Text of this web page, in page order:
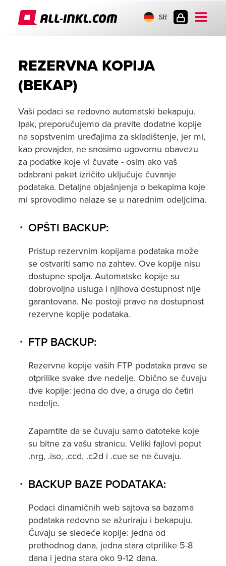
SR
REZERVNA KOPIJA
(BEKAP)
Vaši podaci se redovno automatski bekapuju.
Ipak, preporučujemo da pravite dodatne kopije
na sopstvenim uređajima za skladištenje, jer mi,
kao provajder, ne snosimo ugovornu obavezu
za podatke koje vi čuvate - osim ako vaš
odabrani paket izričito uključuje čuvanje
podataka. Detaljna objašnjenja o bekapima koje
mi sprovodimo nalaze se u narednim odeljcima.
OPŠTI BACKUP:
Pristup rezervnim kopijama podataka može
se ostvariti samo na zahtev. Ove kopije nisu
dostupne spolja. Automatske kopije su
dobrovoljna usluga i njihova dostupnost nije
garantovana. Ne postoji pravo na dostupnost
rezervne kopije podataka.
FTP BACKUP:
Rezervne kopije vaših FTP podataka prave se
otprilike svake dve nedelje. Obično se čuvaju
dve kopije: jedna do dve, a druga do četiri
nedelje.
Zapamtite da se čuvaju samo datoteke koje
su bitne za vašu stranicu. Veliki fajlovi poput
.nrg, .iso, .ccd, .c2d i .cue se ne čuvaju.
BACKUP BAZE PODATAKA:
Podaci dinamičnih web sajtova sa bazama
podataka redovno se ažuriraju i bekapuju.
Čuvaju se sledeće kopije: jedna od
prethodnog dana, jedna stara otprilike 5-8
dana i jedna stara oko 9-12 dana.